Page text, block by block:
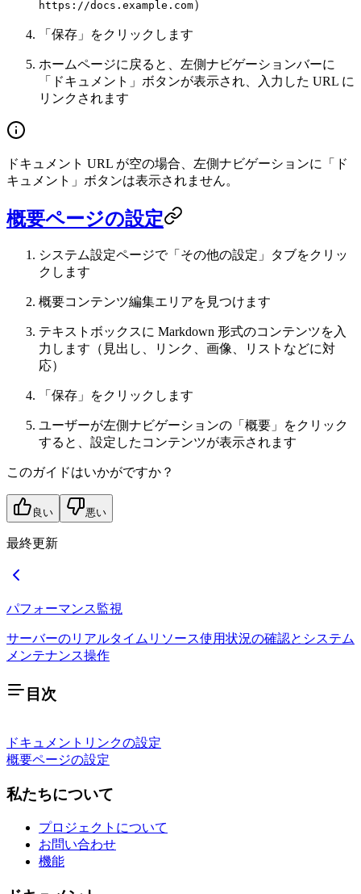
https://docs.example.com）
「保存」をクリックします
ホームページに戻ると、左側ナビゲーションバーに
「ドキュメント」ボタンが表示され、入力した URL に
リンクされます
ドキュメント URL が空の場合、左側ナビゲーションに「ド
キュメント」ボタンは表示されません。
概要ページの設定
システム設定ページで「その他の設定」タブをクリッ
クします
概要コンテンツ編集エリアを見つけます
テキストボックスに Markdown 形式のコンテンツを入
力します（見出し、リンク、画像、リストなどに対
応）
「保存」をクリックします
ユーザーが左側ナビゲーションの「概要」をクリック
すると、設定したコンテンツが表示されます
このガイドはいかがですか？
良い 悪い
最終更新
パフォーマンス監視
サーバーのリアルタイムリソース使用状況の確認とシステム
メンテナンス操作
目次
ドキュメントリンクの設定
概要ページの設定
私たちについて
プロジェクトについて
お問い合わせ
機能